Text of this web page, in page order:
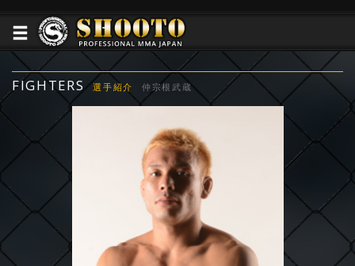
FIGHTERS 選手紹介 仲宗根武蔵